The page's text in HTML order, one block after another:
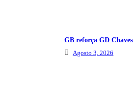
GB reforça GD Chaves
Agosto 3, 2026